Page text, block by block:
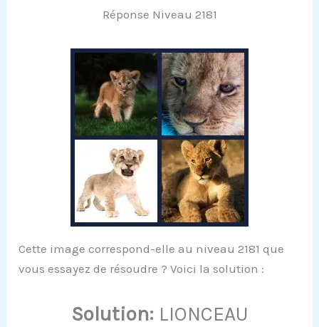
Réponse Niveau 2181
Cette image correspond-elle au niveau 2181 que
vous essayez de résoudre ? Voici la solution :
Solution: LIONCEAU